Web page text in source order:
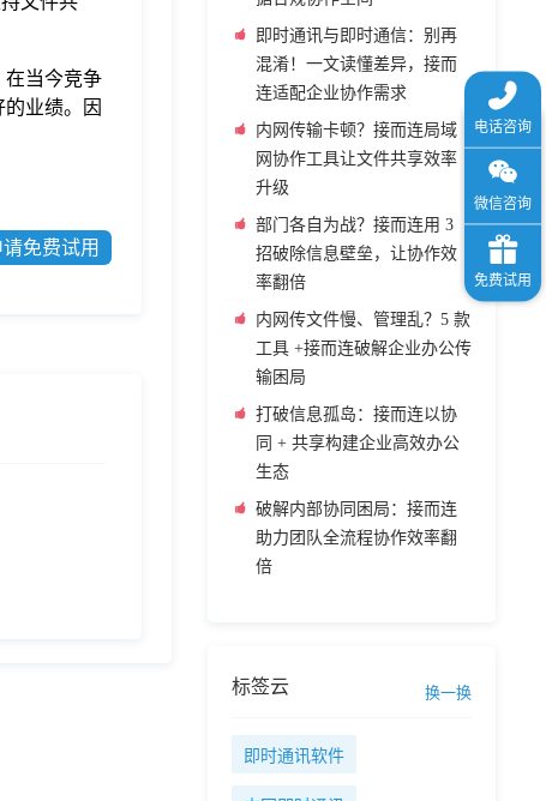
在当今竞争
业绩。因
免费试用
即时通讯与即时通信：别再
混淆！一文读懂差异，接而
连适配企业协作需求
内网传输卡顿？接而连局域
网协作工具让文件共享效率
升级
部门各自为战？接而连用 3
招破除信息壁垒，让协作效
率翻倍
内网传文件慢、管理乱？5 款
工具 +接而连破解企业办公传
输困局
打破信息孤岛：接而连以协
同 + 共享构建企业高效办公
生态
破解内部协同困局：接而连
助力团队全流程协作效率翻
倍
标签云 换一换
即时通讯软件